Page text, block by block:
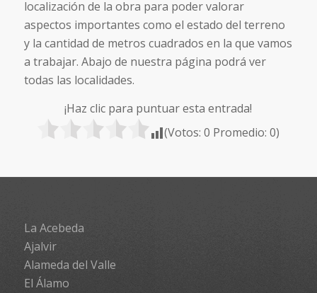
localización de la obra para poder valorar
aspectos importantes como el estado del terreno
y la cantidad de metros cuadrados en la que vamos
a trabajar. Abajo de nuestra página podrá ver
todas las localidades.
¡Haz clic para puntuar esta entrada!
(Votos:0 Promedio:0)
La Acebeda
Ajalvir
Alameda del Valle
El Álamo